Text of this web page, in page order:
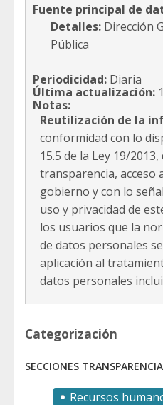
Fuente principal de
Detalles: Dirección
Pública
Periodicidad: Diaria
Última actualización:
Notas:
Reutilización de la
conformidad con lo
15.5 de la Ley 19/
transparencia, acceso
gobierno y con lo
uso y privacidad de
los usuarios que la
de datos personales
aplicación al
datos personales
Categorización
SECCIONES TRANSPARENCIA
Recursos